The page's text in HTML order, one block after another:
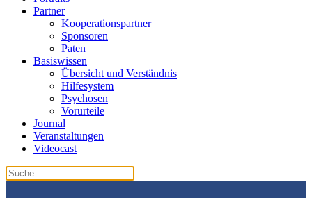
Partner
Kooperationspartner
Sponsoren
Paten
Basiswissen
Übersicht und Verständnis
Hilfesystem
Psychosen
Vorurteile
Journal
Veranstaltungen
Videocast